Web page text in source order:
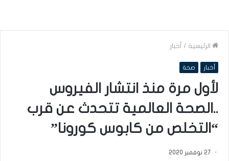
الرئيسية / أخبار
أخبار صحة
لأول مرة منذ انتشار الفيروس
..الصحة العالمية تتحدث عن قرب
“التخلص من كابوس كورونا”
27 نوفمبر 2020